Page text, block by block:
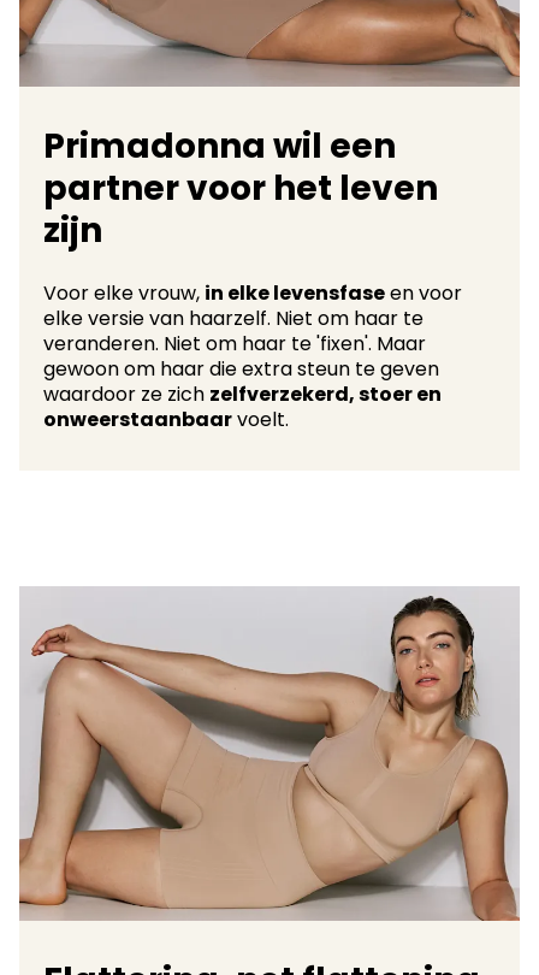
Primadonna wil een
partner voor het leven
zijn
Voor elke vrouw, in elke levensfaseen voor
elke versie van haarzelf. Niet om haar te
veranderen. Niet om haar te 'fixen'. Maar
gewoon om haar die extra steun te geven
waardoor ze zich zelfverzekerd, stoer en
onweerstaanbaarvoelt.​